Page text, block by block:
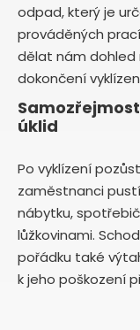
odpad, který je
prováděných
dělat nám
dokončení
úklid
Po vyklízení
zaměstnanci
nábytku,
lůžkovinami.
pořádku také
k jeho poškození